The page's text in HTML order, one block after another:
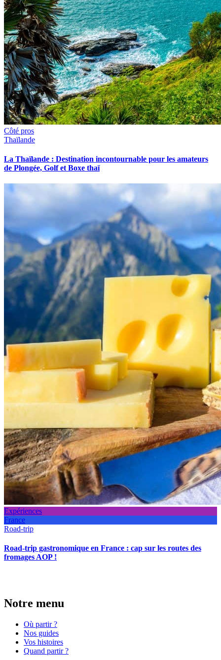
Côté pros
Thaïlande
La Thaïlande : Destination incontournable pour les amateurs
de Plongée, Golf et Boxe thaï
Expériences
France
Road-trip
Road-trip gastronomique en France : cap sur les routes des
fromages AOP !
Notre menu
Où partir ?
Nos guides
Vos histoires
Quand partir ?